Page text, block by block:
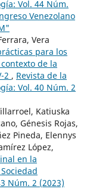
Vol. 44 Núm.
Venezolano
Vera
para los
de la
2 , Revista de la
Vol. 40 Núm. 2
Katiuska
Génesis Rojas,
Pineda, Elennys
López,
en la
Núm. 2 (2023)